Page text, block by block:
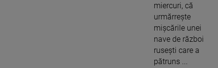
miercuri, că
urmărrește
mișcările unei
nave de război
rusești care a
pătruns ...